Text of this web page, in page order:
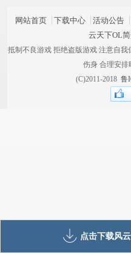
网站首页 下载中心 活动公告
云天下OL
抵制不良游戏 拒绝盗版游戏 注意自
伤身 合理安排
(C)2011-2018 鲁
点击下载风